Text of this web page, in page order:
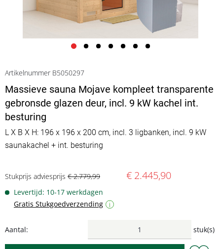
Artikelnummer B5050297
Massieve sauna Mojave kompleet transparente
gebronsde glazen deur, incl. 9 kW kachel int.
besturing
L X B X H: 196 x 196 x 200 cm, incl. 3 ligbanken, incl. 9 kW
saunakachel + int. besturing
Stukprijs adviesprijs € 2.779,99 € 2.445,90
Levertijd: 10-17 werkdagen
Gratis Stukgoedverzending
i
Aantal: stuk(s)